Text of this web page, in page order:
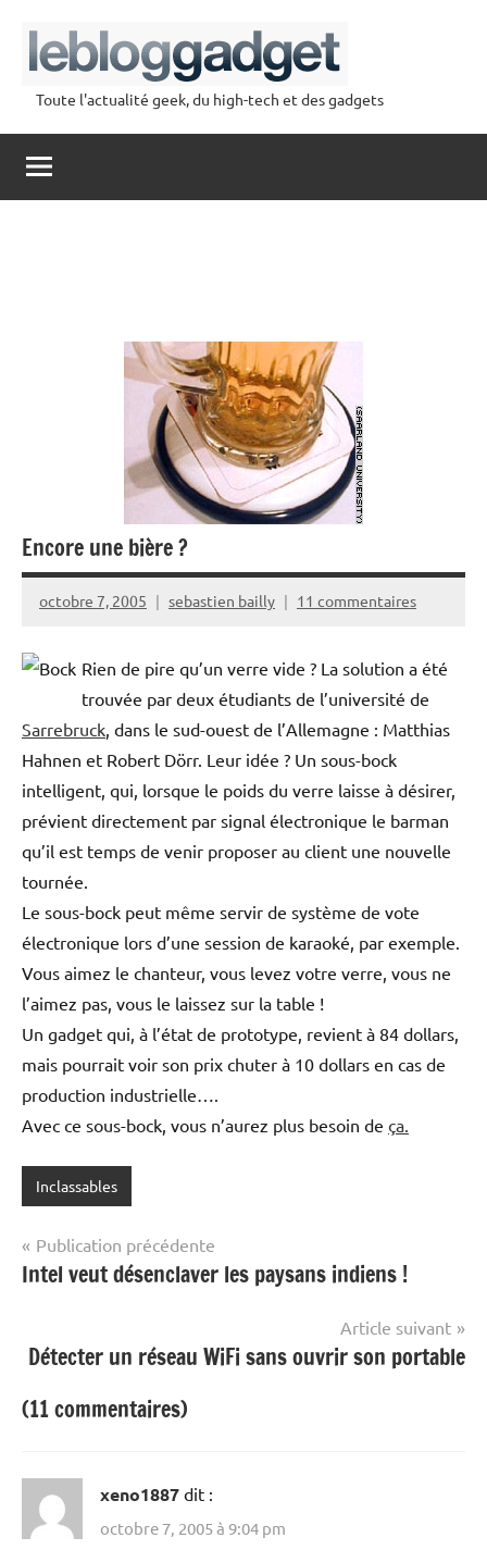
contenu
lebloggadget
Toute l'actualité geek, du high-tech et des gadgets
Encore une bière ?
octobre 7, 2005 sebastien bailly 11 commentaires
Rien de pire qu’un verre vide ? La solution a été
trouvée par deux étudiants de l’université de
Sarrebruck , dans le sud-ouest de l’Allemagne : Matthias
Hahnen et Robert Dörr. Leur idée ? Un sous-bock
intelligent, qui, lorsque le poids du verre laisse à désirer,
prévient directement par signal électronique le barman
qu’il est temps de venir proposer au client une nouvelle
tournée.
Le sous-bock peut même servir de système de vote
électronique lors d’une session de karaoké, par exemple.
Vous aimez le chanteur, vous levez votre verre, vous ne
l’aimez pas, vous le laissez sur la table !
Un gadget qui, à l’état de prototype, revient à 84 dollars,
mais pourrait voir son prix chuter à 10 dollars en cas de
production industrielle….
Avec ce sous-bock, vous n’aurez plus besoin de ça.
Inclassables
Navigation
de
Publication précédente
Intel veut désenclaver les paysans indiens !
Article suivant
Détecter un réseau WiFi sans ouvrir son portable
(11 commentaires)
xeno1887 dit :
octobre 7, 2005 à 9:04 pm